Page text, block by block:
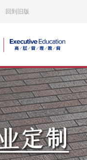
回到旧版